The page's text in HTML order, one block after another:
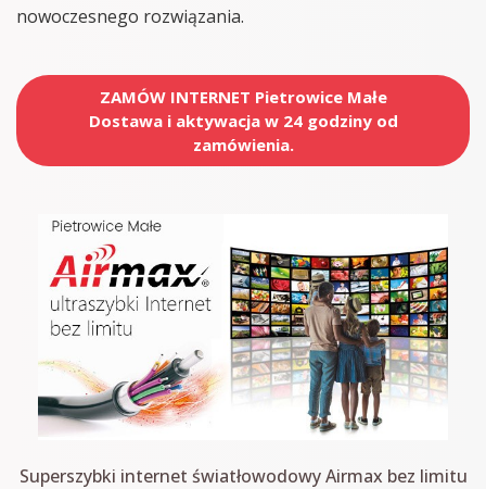
nowoczesnego rozwiązania.
ZAMÓW INTERNET Pietrowice Małe
Dostawa i aktywacja w 24 godziny od
zamówienia.
Superszybki internet światłowodowy Airmax bez limitu